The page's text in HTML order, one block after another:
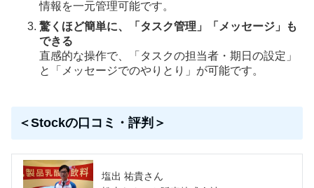
情報を一元管理可能です。
驚くほど簡単に、「タスク管理」「メッセージ」も
できる
直感的な操作で、「タスクの担当者・期日の設定」
と「メッセージでのやりとり」が可能です。
＜Stockの口コミ・評判＞
塩出 祐貴さん